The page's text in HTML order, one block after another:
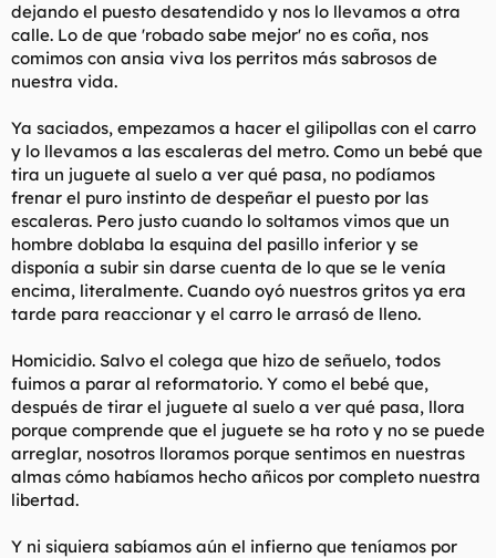
dejando el puesto desatendido y nos lo llevamos a otra
calle. Lo de que 'robado sabe mejor' no es coña, nos
comimos con ansia viva los perritos más sabrosos de
nuestra vida.
Ya saciados, empezamos a hacer el gilipollas con el carro
y lo llevamos a las escaleras del metro. Como un bebé que
tira un juguete al suelo a ver qué pasa, no podíamos
frenar el puro instinto de despeñar el puesto por las
escaleras. Pero justo cuando lo soltamos vimos que un
hombre doblaba la esquina del pasillo inferior y se
disponía a subir sin darse cuenta de lo que se le venía
encima, literalmente. Cuando oyó nuestros gritos ya era
tarde para reaccionar y el carro le arrasó de lleno.
Homicidio. Salvo el colega que hizo de señuelo, todos
fuimos a parar al reformatorio. Y como el bebé que,
después de tirar el juguete al suelo a ver qué pasa, llora
porque comprende que el juguete se ha roto y no se puede
arreglar, nosotros lloramos porque sentimos en nuestras
almas cómo habíamos hecho añicos por completo nuestra
libertad.
Y ni siquiera sabíamos aún el infierno que teníamos por